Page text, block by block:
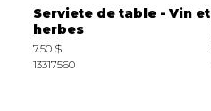
Serviete de table - Vin et
herbes
7.50 $
13317560